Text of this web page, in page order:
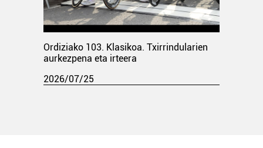
Ordiziako 103. Klasikoa. Txirrindularien
aurkezpena eta irteera
2026/07/25